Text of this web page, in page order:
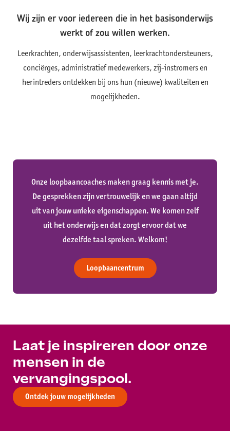
Wij zijn er voor iedereen die in het basisonderwijs
werkt of zou willen werken.
Leerkrachten, onderwijsassistenten, leerkrachtondersteuners,
conciërges, administratief medewerkers, zij-instromers en
herintreders ontdekken bij ons hun (nieuwe) kwaliteiten en
mogelijkheden.
Onze loopbaancoaches maken graag kennis met je.
De gesprekken zijn vertrouwelijk en we gaan altijd
uit van jouw unieke eigenschappen. We komen zelf
uit het onderwijs en dat zorgt ervoor dat we
dezelfde taal spreken. Welkom!
Loopbaancentrum
Laat je inspireren door onze
mensen in de
vervangingspool.
Ontdek jouw mogelijkheden